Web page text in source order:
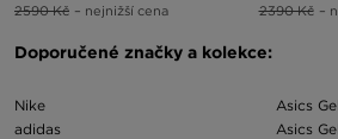
2590 Kč – nejnižší cena
2390 Kč –
Doporučené značky a kolekce:
Nike
adidas
Asics
Asics